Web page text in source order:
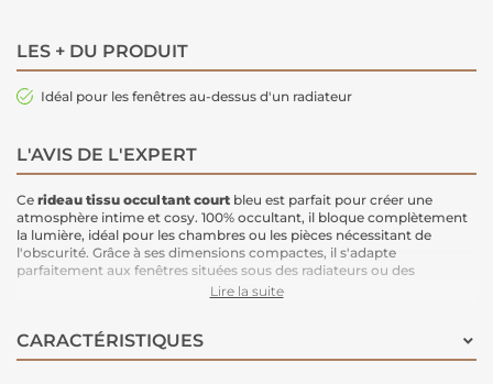
LES + DU PRODUIT
Idéal pour les fenêtres au-dessus d'un radiateur
L'AVIS DE L'EXPERT
Ce rideau tissu occultant court bleu est parfait pour créer une
atmosphère intime et cosy. 100% occultant, il bloque complètement
la lumière, idéal pour les chambres ou les pièces nécessitant de
l'obscurité. Grâce à ses dimensions compactes, il s'adapte
parfaitement aux fenêtres situées sous des radiateurs ou des
Occultation totale : 100% occultant pour une obscurité totale
Couleur :Bleu, une teinte fraîche et apaisante
Lire la suite
CARACTÉRISTIQUES